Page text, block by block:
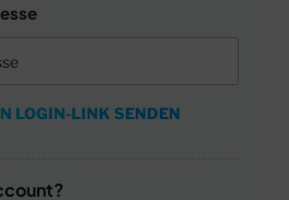
LOGIN-LINK SENDEN